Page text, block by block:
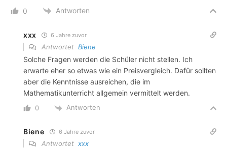
0 Antworten
xxx 6 Jahre zuvor
Antwortet Biene
Solche Fragen werden die Schüler nicht stellen. Ich
erwarte eher so etwas wie ein Preisvergleich. Dafür sollten
aber die Kenntnisse ausreichen, die im
Mathematikunterricht allgemein vermittelt werden.
0 Antworten
Biene 6 Jahre zuvor
Antwortet xxx